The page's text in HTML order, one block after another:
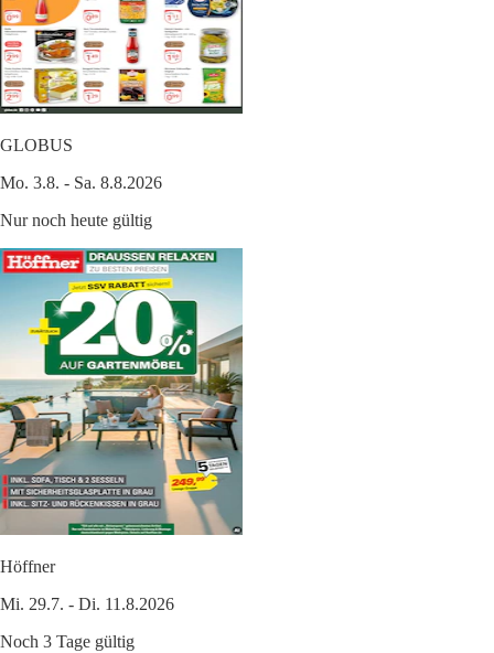
GLOBUS
Mo. 3.8. - Sa. 8.8.2026
Nur noch heute gültig
Höffner
Mi. 29.7. - Di. 11.8.2026
Noch 3 Tage gültig